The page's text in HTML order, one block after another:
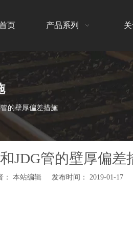
页 产品系列
的壁厚偏差措施
JDG管的壁厚偏差
本站编辑 发布时间： 2019-01-17